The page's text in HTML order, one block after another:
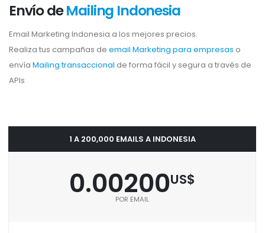
Envío deMailing Indonesia
Email Marketing Indonesia a los mejores precios.
Realiza tus campañas de email Marketing para empresas o
envía Mailing transaccional de forma fácil y segura a través de
APIs
1 A 200,000 EMAILS A INDONESIA
0.00200US$
POR EMAIL